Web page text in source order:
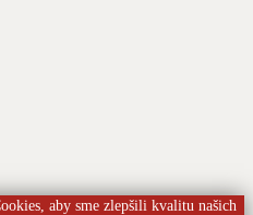
aby sme zlepšili kvalitu našich